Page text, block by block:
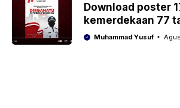
Download poster
kemerdekaan 77
cdr / psd / HUT RI
Muhammad Yusuf